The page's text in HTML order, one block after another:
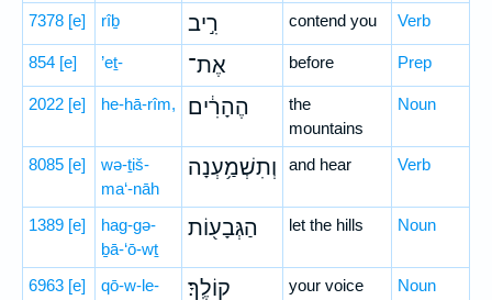
7378 [e] rîḇ רִ֣יב contend you Verb
854 [e] ’eṯ- אֶת־ before Prep
2022 [e] he-hā-rîm, הֶהָרִ֔ים
the
mountains
Noun
8085 [e]
wə-ṯiš-
ma‘-nāh
וְתִשְׁמַ֥עְנָה and hear Verb
1389 [e]
hag-gə-
ḇā-‘ō-wṯ
הַגְּבָע֖וֹת let the hills Noun
6963 [e]
qō-w-le-
קוֹלֶֽךָ׃ your voice Noun